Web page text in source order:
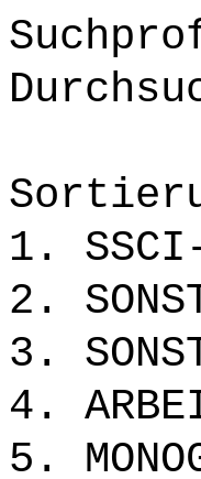
1. SSCI-
2.
3.
4.
5.